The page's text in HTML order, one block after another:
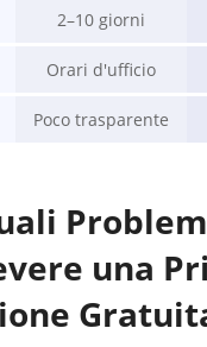
2–10 giorni
Orari d'ufficio
Poco trasparente
una